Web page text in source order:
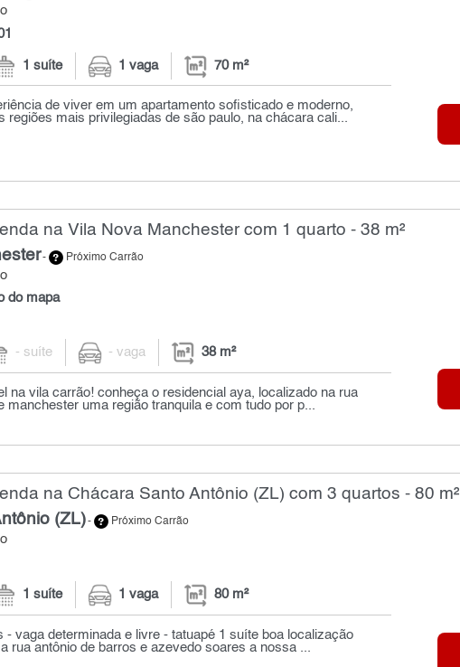
1 suíte 1 vaga 70 m²
de viver em um apartamento sofisticado e moderno,
regiões mais privilegiadas de são paulo, na chácara cali...
na Vila Nova Manchester com 1 quarto - 38 m²
- Próximo Carrão
do mapa
- suíte - vaga 38 m²
na vila carrão! conheça o residencial aya, localizado na rua
manchester uma região tranquila e com tudo por p...
na Chácara Santo Antônio (ZL) com 3 quartos - 80 m²
(ZL)- Próximo Carrão
1 suíte 1 vaga 80 m²
- vaga determinada e livre - tatuapé 1 suíte boa localização
rua antônio de barros e azevedo soares a nossa ...